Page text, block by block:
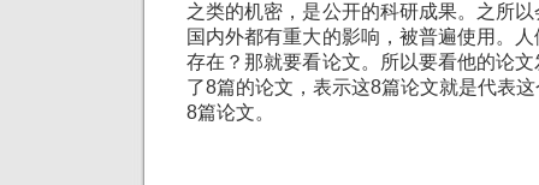
之类的机密，是公开的科研成果。之所
国内外都有重大的影响，被普遍使用。
存在？那就要看论文。所以要看他的论
了8篇的论文，表示这8篇论文就是代表
8篇论文。